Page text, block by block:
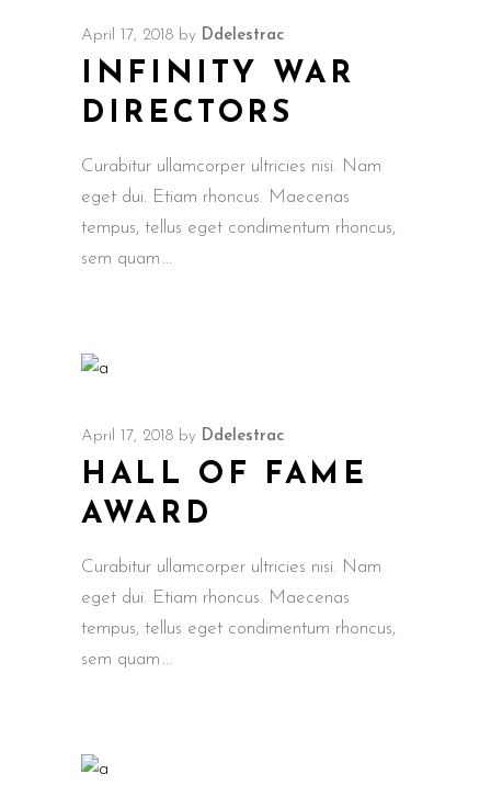
April 17, 2018 by Ddelestrac
INFINITY WAR
DIRECTORS
Curabitur ullamcorper ultricies nisi. Nam
eget dui. Etiam rhoncus. Maecenas
tempus, tellus eget condimentum rhoncus,
sem quam
April 17, 2018 by Ddelestrac
HALL OF FAME
AWARD
Curabitur ullamcorper ultricies nisi. Nam
eget dui. Etiam rhoncus. Maecenas
tempus, tellus eget condimentum rhoncus,
sem quam